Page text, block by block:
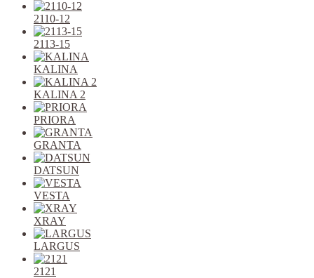
2110-12
2113-15
KALINA
KALINA 2
PRIORA
GRANTA
DATSUN
VESTA
XRAY
LARGUS
2121